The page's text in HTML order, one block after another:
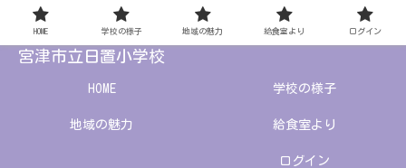
宮津市立日置小学校
HOME 学校の様子
地域の魅力 給食室より
ログイン
HOME 学校の様子 地域の魅力 給食室より ログイン